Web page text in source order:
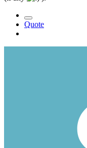
Quote